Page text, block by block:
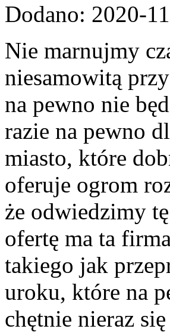
Dodano: 2020-
Nie marnujmy
niesamowitą
na pewno nie
razie na pewno
miasto, które
oferuje ogrom
że odwiedzimy
ofertę ma ta
takiego jak
uroku, które na
chętnie nieraz